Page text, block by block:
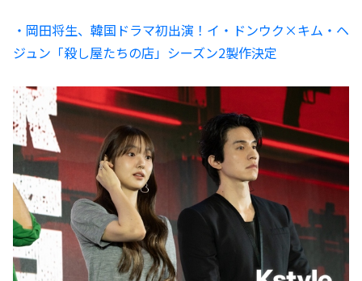
・岡田将生、韓国ドラマ初出演！イ・ドンウク×キム・ヘ
ジュン「殺し屋たちの店」シーズン2製作決定